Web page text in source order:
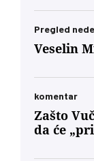
Pregled
Veselin
komentar
Zašto
da će